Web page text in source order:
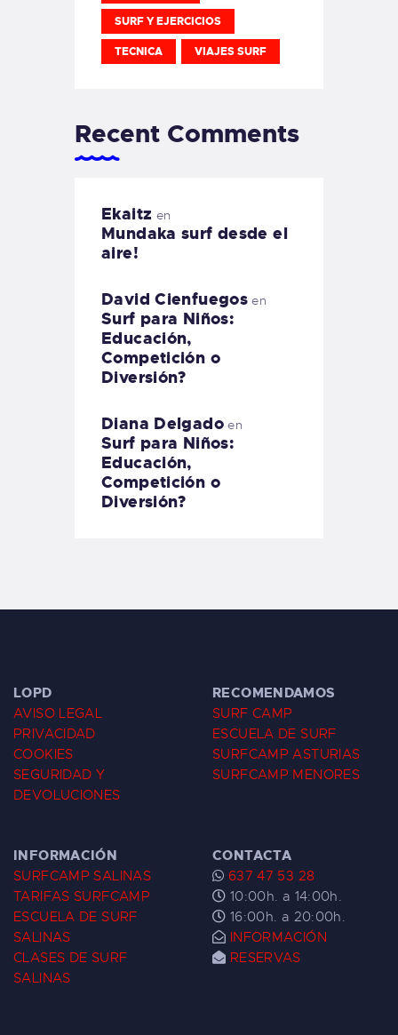
SURF Y EJERCICIOS
TECNICA VIAJES SURF
Recent Comments
Ekaitz en
Mundaka surf desde el
aire!
David Cienfuegos en
Surf para Niños:
Educación,
Competición o
Diversión?
Diana Delgadoen
Surf para Niños:
Educación,
Competición o
Diversión?
LOPD
AVISO LEGAL
PRIVACIDAD
COOKIES
SEGURIDAD Y
DEVOLUCIONES
RECOMENDAMOS
SURF CAMP
ESCUELA DE SURF
SURFCAMP ASTURIAS
SURFCAMP MENORES
INFORMACIÓN
SURFCAMP SALINAS
TARIFAS SURFCAMP
ESCUELA DE SURF
SALINAS
CLASES DE SURF
SALINAS
CONTACTA
637 47 53 28
10:00h. a 14:00h.
16:00h. a 20:00h.
INFORMACIÓN
RESERVAS